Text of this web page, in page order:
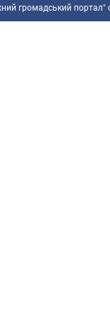
громадський портал"